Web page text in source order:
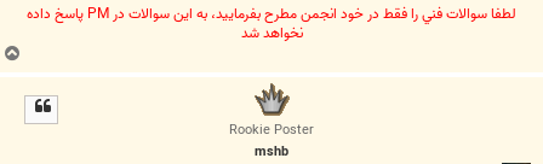
لطفا سوالات فني را فقط در خود انجمن مطرح بفرماييد، به اين سوالات در PM پاسخ داده
نخواهد شد
ب
ا
Rookie Poster
mshb